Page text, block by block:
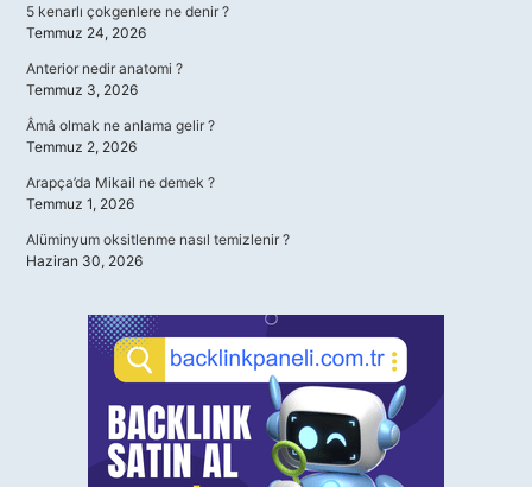
5 kenarlı çokgenlere ne denir ?
Temmuz 24, 2026
Anterior nedir anatomi ?
Temmuz 3, 2026
Âmâ olmak ne anlama gelir ?
Temmuz 2, 2026
Arapça’da Mikail ne demek ?
Temmuz 1, 2026
Alüminyum oksitlenme nasıl temizlenir ?
Haziran 30, 2026